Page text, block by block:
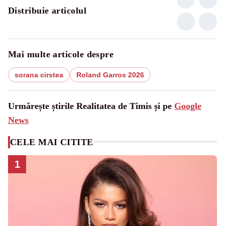
Distribuie articolul
Mai multe articole despre
sorana cirstea Roland Garros 2026
Urmărește știrile Realitatea de Timis și pe Google
News
CELE MAI CITITE
1